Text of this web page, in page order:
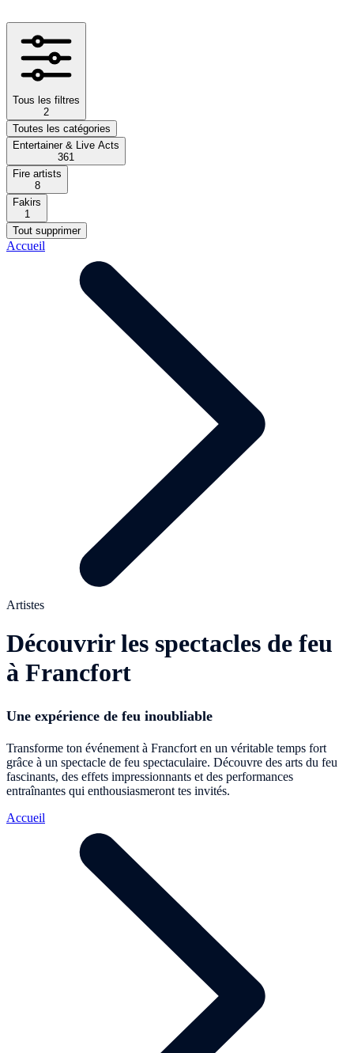
Tous les filtres
2
Toutes les catégories
Entertainer & Live Acts
361
Fire artists
8
Fakirs
1
Tout supprimer
Accueil
Artistes
Découvrir les spectacles de feu
à Francfort
Une expérience de feu inoubliable
Transforme ton événement à Francfort en un véritable temps fort
grâce à un spectacle de feu spectaculaire. Découvre des arts du feu
fascinants, des effets impressionnants et des performances
entraînantes qui enthousiasmeront tes invités.
Accueil